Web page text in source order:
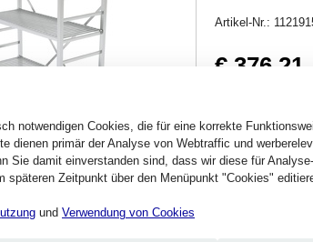
Artikel-Nr.:
€ 376,21
Stck.
notwendigen Cookies, die für eine korrekte
dienen primär der Analyse von Webtraffic und
Sie damit einverstanden sind, dass wir diese für
Zeitpunkt über den Menüpunkt "Cookies"
und Verwendung von Cookies